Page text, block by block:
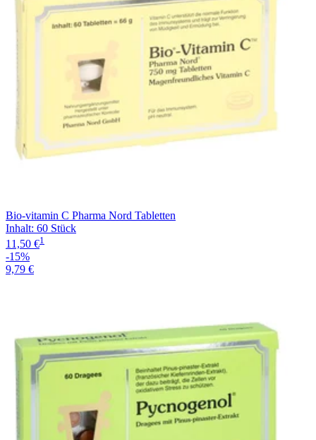
Bio-vitamin C Pharma Nord Tabletten
Inhalt: 60 Stück
11,50 €1
-15%
9,79 €